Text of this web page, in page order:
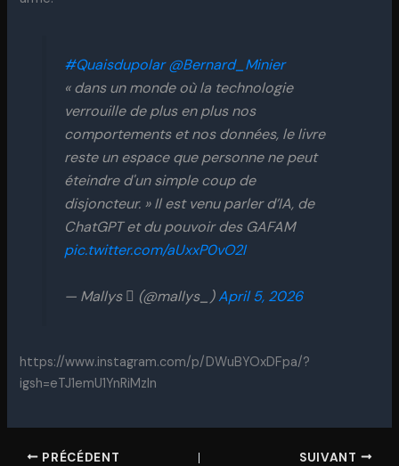
#Quaisdupolar @Bernard_Minier
« dans un monde où la technologie
verrouille de plus en plus nos
comportements et nos données, le livre
reste un espace que personne ne peut
éteindre d'un simple coup de
disjoncteur. » Il est venu parler d’IA, de
ChatGPT et du pouvoir des GAFAM
pic.twitter.com/aUxxP0vO2I
— Mallys  (@mallys_)April 5, 2026
https://www.instagram.com/p/DWuBYOxDFpa/?
igsh=eTJ1emU1YnRiMzln
PRÉCÉDENT SUIVANT